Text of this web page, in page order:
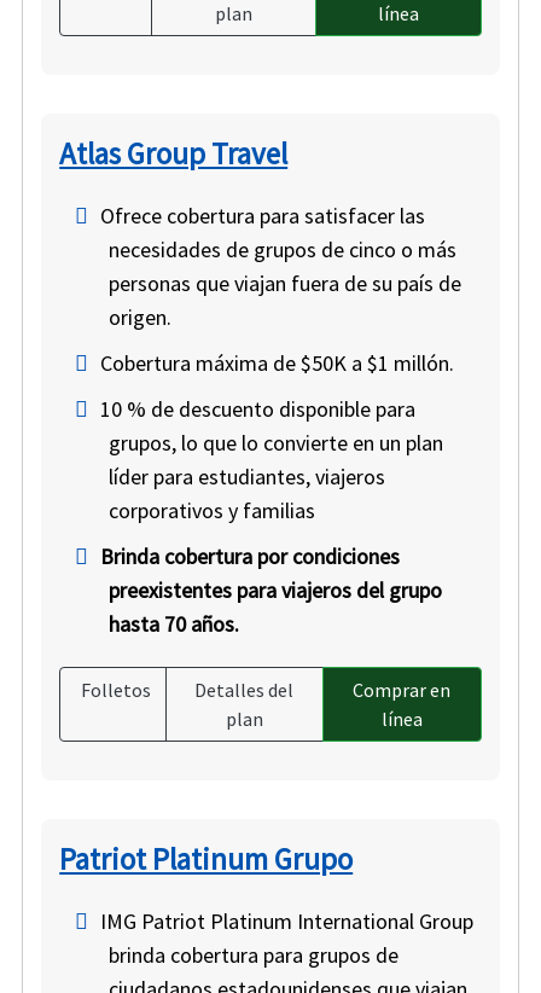
plan
línea
Atlas Group Travel
Ofrece cobertura para satisfacer las
necesidades de grupos de cinco o más
personas que viajan fuera de su país de
origen.
Cobertura máxima de $50K a $1 millón.
10 % de descuento disponible para
grupos, lo que lo convierte en un plan
líder para estudiantes, viajeros
corporativos y familias
Brinda cobertura por condiciones
preexistentes para viajeros del grupo
hasta 70 años.
Folletos
Detalles del
plan
Comprar en
línea
Patriot Platinum Grupo
IMG Patriot Platinum International Group
brinda cobertura para grupos de